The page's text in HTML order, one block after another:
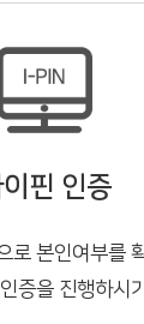
핀 인증
로 본인여부를
증을 진행하시